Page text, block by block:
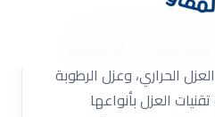
الحراري، وعزل الرطوبة
العزل بأنواعها